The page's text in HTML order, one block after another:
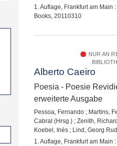
1. Auflage, Frankfurt am Main
Books, 20110310
NUR AN
Alberto Caeiro
Poesia - Poesie
erweiterte Ausgabe
Pessoa, Fernando ; Martins,
Cabral (Hrsg.) ; Zenith,
Koebel, Inés ; Lind, Georg
1. Auflage, Frankfurt am Main